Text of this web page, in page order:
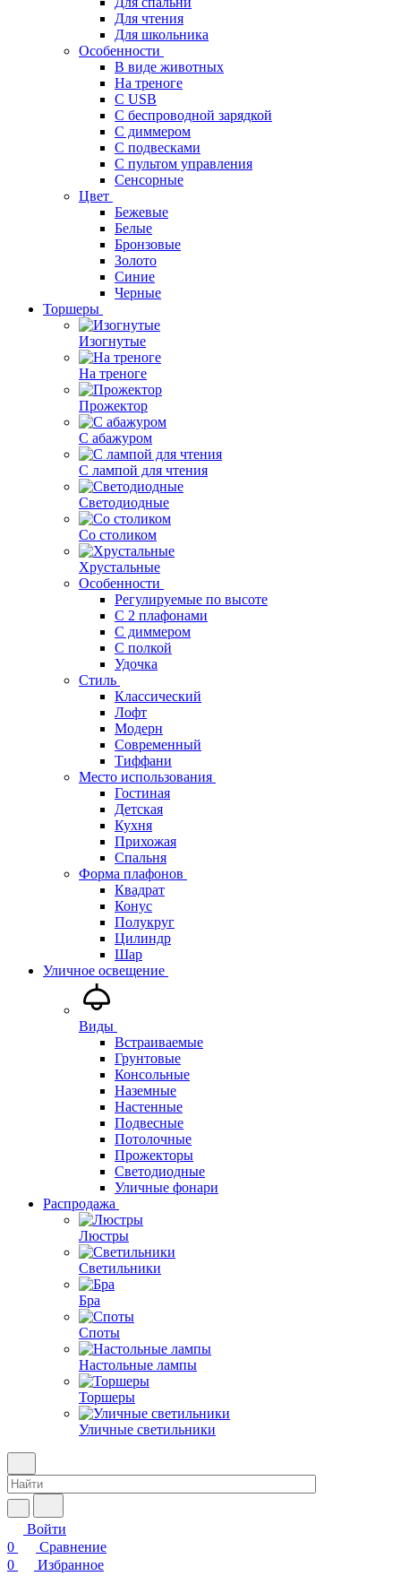
Для чтения
Для школьника
Особенности
В виде животных
На треноге
С USB
С беспроводной зарядкой
С диммером
С подвесками
С пультом управления
Сенсорные
Цвет
Бежевые
Белые
Бронзовые
Золото
Синие
Черные
Торшеры
Изогнутые
На треноге
Прожектор
С абажуром
С лампой для чтения
Светодиодные
Со столиком
Хрустальные
Особенности
Регулируемые по высоте
С 2 плафонами
С диммером
С полкой
Удочка
Стиль
Классический
Лофт
Модерн
Современный
Тиффани
Место использования
Гостиная
Детская
Кухня
Прихожая
Спальня
Форма плафонов
Квадрат
Конус
Полукруг
Цилиндр
Шар
Уличное освещение
Виды
Встраиваемые
Грунтовые
Консольные
Наземные
Настенные
Подвесные
Потолочные
Прожекторы
Светодиодные
Уличные фонари
Распродажа
Люстры
Светильники
Бра
Споты
Настольные лампы
Торшеры
Уличные светильники
Войти
0
Сравнение
0
Избранное